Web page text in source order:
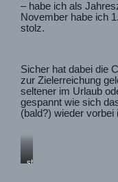
– habe ich als
November habe ich
stolz.
Sicher hat dabei die
zur Zielerreichung
seltener im Urlaub
gespannt wie sich
(bald?) wieder vorbei
stolz